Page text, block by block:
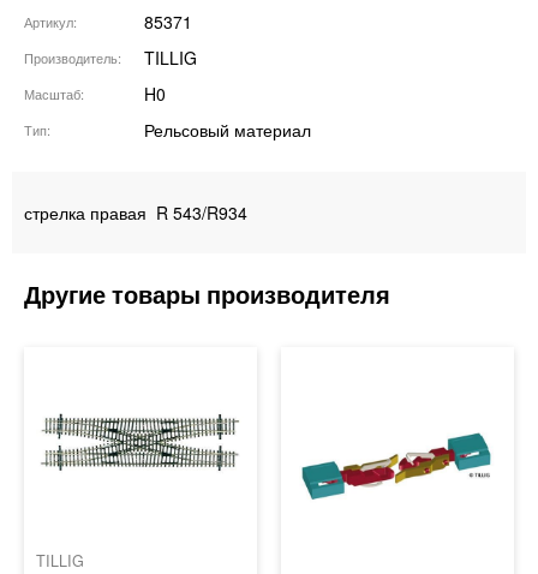
Артикул 85371
Производитель TILLIG
Масштаб H0
Тип Рельсовый материал
стрелка правая R 543/R934
TILLIG